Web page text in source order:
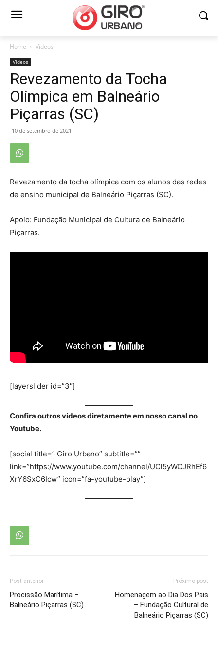
Home Videos
Videos
Revezamento da Tocha
Olímpica em Balneário
Piçarras (SC)
10 de setembro de 2021
Revezamento da tocha olímpica com os alunos das redes
de ensino municipal de Balneário Piçarras (SC).
Apoio: Fundação Municipal de Cultura de Balneário
Piçarras.
[layerslider id=”3″]
Confira outros vídeos diretamente em nosso canal no
Youtube.
[social title=” Giro Urbano” subtitle=””
link=”https://www.youtube.com/channel/UCl5yWOJRhEf6
XrY6SxC6Icw” icon=”fa-youtube-play”]
Post anterior
Procissão Marítima –
Balneário Piçarras (SC)
Próximo post
Homenagem ao Dia Dos Pais
– Fundação Cultural de
Balneário Piçarras (SC)